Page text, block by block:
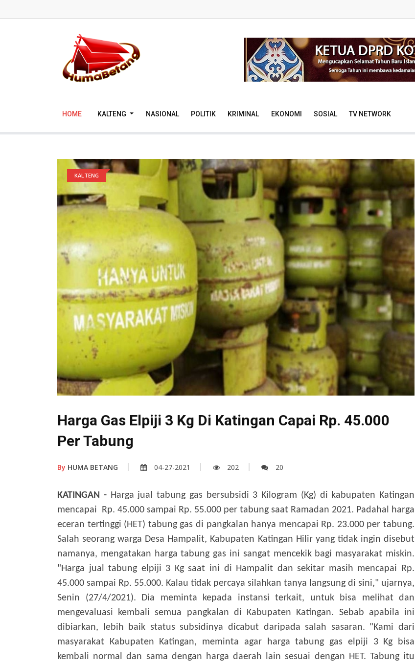
HOME KALTENG NASIONAL POLITIK KRIMINAL EKONOMI SOSIAL TV NETWORK
KALTENG
Harga Gas Elpiji 3 Kg Di Katingan Capai Rp. 45.000
Per Tabung
By HUMA BETANG 04-27-2021 202 20
KATINGAN -Harga jual tabung gas bersubsidi 3 Kilogram (Kg) di kabupaten Katingan
mencapai Rp. 45.000 sampai Rp. 55.000 per tabung saat Ramadan 2021. Padahal harga
eceran tertinggi (HET) tabung gas di pangkalan hanya mencapai Rp. 23.000 per tabung.
Salah seorang warga Desa Hampalit, Kabupaten Katingan Hilir yang tidak ingin disebut
namanya, mengatakan harga tabung gas ini sangat mencekik bagi masyarakat miskin.
"Harga jual tabung elpiji 3 Kg saat ini di Hampalit dan sekitar masih mencapai Rp.
45.000 sampai Rp. 55.000. Kalau tidak percaya silahkan tanya langsung di sini," ujarnya,
Senin (27/4/2021). Dia meminta kepada instansi terkait, untuk bisa melihat dan
mengevaluasi kembali semua pangkalan di Kabupaten Katingan. Sebab apabila ini
dibiarkan, lebih baik status subsidinya dicabut daripada salah sasaran. "Kami dari
masyarakat Kabupaten Katingan, meminta agar harga tabung gas elpiji 3 Kg bisa
kembali normal dan sama dengan harga daerah lain sesuai dengan HET. Tabung itu